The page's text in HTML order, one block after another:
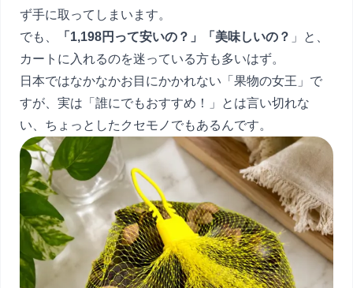
ず手に取ってしまいます。
でも、
「1,198円って安いの？」「美味しいの？ 」と、
カートに入れるのを迷っている方も多いはず。
日本ではなかなかお目にかかれない「果物の女王」で
すが、実は「誰にでもおすすめ！」とは言い切れな
い、ちょっとしたクセモノでもあるんです。